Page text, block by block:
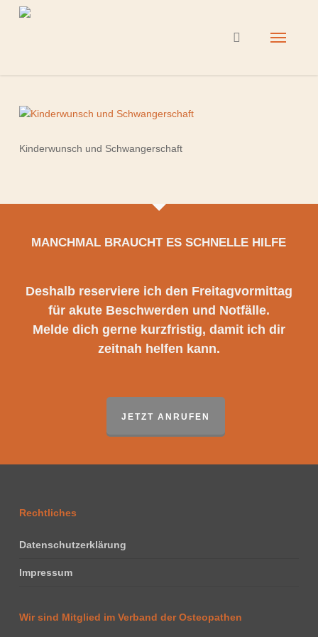
searchMenu
Kinderwunsch und Schwangerschaft
MANCHMAL BRAUCHT ES SCHNELLE HILFE
Deshalb reserviere ich den Freitagvormittag
für akute Beschwerden und Notfälle.
Melde dich gerne kurzfristig, damit ich dir
zeitnah helfen kann.
JETZT ANRUFEN
Rechtliches
Datenschutzerklärung
Impressum
Wir sind Mitglied im Verband der Osteopathen